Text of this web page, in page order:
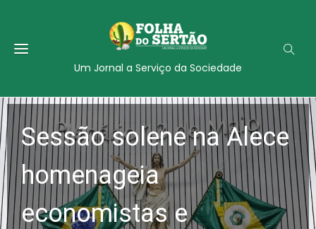
Um Jornal a Serviço da Sociedade
Sessão solene na Alece
homenageia
economistas e